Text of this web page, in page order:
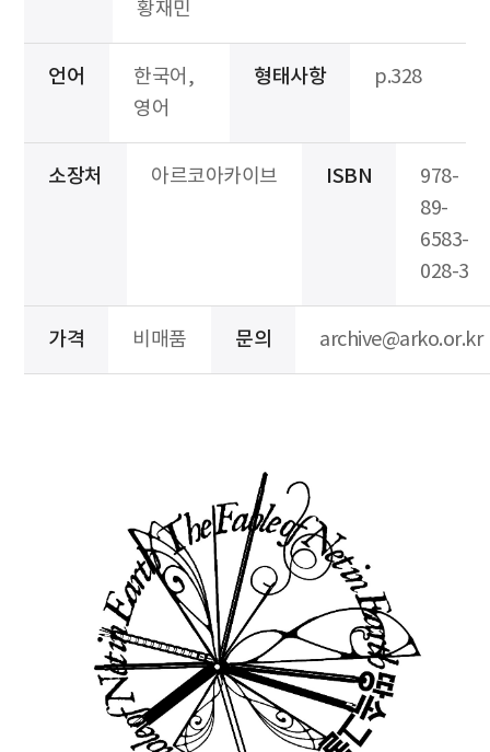
황재민
언어
한국어,
영어
형태사항 p.328
소장처 아르코아카이브 ISBN
978-
89-
6583-
028-3
가격 비매품 문의 archive@arko.or.kr